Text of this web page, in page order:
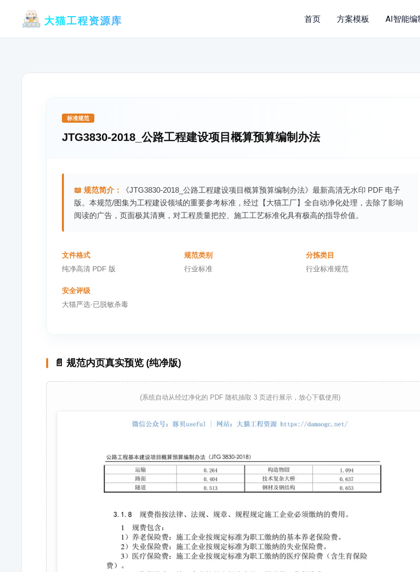
大猫工程资源库 首页 方案模板 AI智能编
标准规范
JTG3830-2018_公路工程建设项目概算预算编制办法
📖 规范简介：
《JTG3830-2018_公路工程建设项目概算预算编制办法》最新高清无水印 PDF 电子
版。本规范/图集为工程建设领域的重要参考标准，经过【大猫工厂】全自动净化处理，去除了影响
阅读的广告，页面极其清爽，对工程质量把控、施工工艺标准化具有极高的指导价值。
文件格式
纯净高清 PDF 版
规范类别
行业标准
分拣类目
行业标准规范
安全评级
大猫严选·已脱敏杀毒
📄 规范内页真实预览 (纯净版)
(系统自动从经过净化的 PDF 随机抽取 3 页进行展示，放心下载使用)